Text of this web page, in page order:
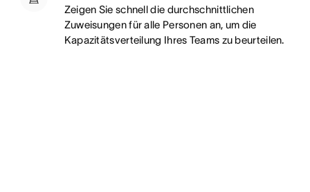
Zeigen Sie schnell die durchschnittlichen
Zuweisungen für alle Personen an, um die
Kapazitätsverteilung Ihres Teams zu beurteilen.